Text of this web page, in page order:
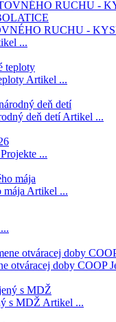
RUCHU -
...
Artikel ...
deň detíArtikel ...
Projekte ...
mája Artikel ...
otváracej doby COOP
s MDŽ Artikel ...